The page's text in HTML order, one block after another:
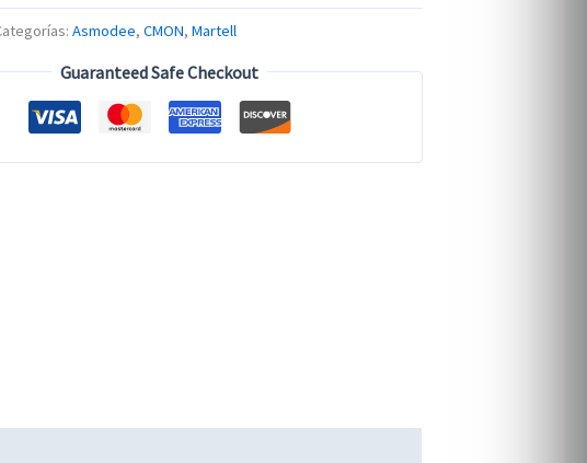
Asmodee, CMON, Martell
Guaranteed Safe Checkout